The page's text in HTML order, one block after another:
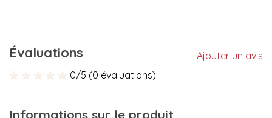
Évaluations
Ajouter un avis
0/5 (0 évaluations)
Informations sur le produit